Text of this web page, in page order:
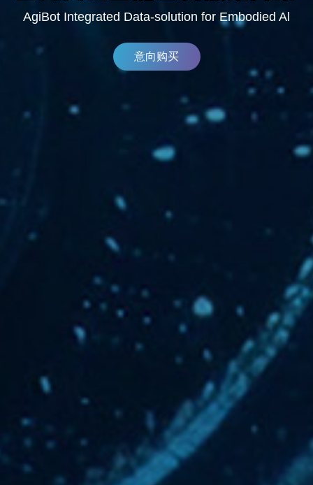
AgiBot Integrated Data-solution for Embodied Al
意向购买